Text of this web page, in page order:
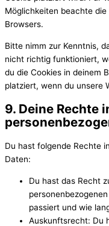
Möglichkeiten beachte
Browsers.
Bitte nimm zur Kenntnis,
nicht richtig funktioniert,
du die Cookies in deinem
platziert, wenn du unsere
9. Deine Rechte
Du hast folgende Rechte
Daten:
Du hast das Recht
passiert und wie
Auskunftsrecht: Du